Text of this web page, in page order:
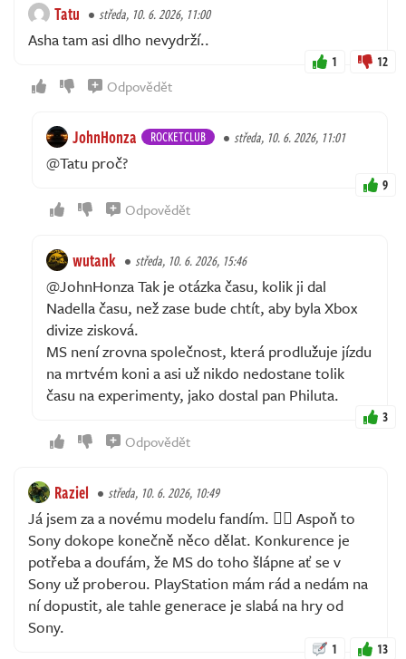
Tatu středa, 10. 6. 2026, 11:00
Asha tam asi dlho nevydrží..
1 12
Odpovědět
JohnHonza ROCKETCLUB středa, 10. 6. 2026, 11:01
@Tatu proč?
9
Odpovědět
wutank středa, 10. 6. 2026, 15:46
@JohnHonza Tak je otázka času, kolik ji dal
Nadella času, než zase bude chtít, aby byla Xbox
divize zisková.
MS není zrovna společnost, která prodlužuje jízdu
na mrtvém koni a asi už nikdo nedostane tolik
času na experimenty, jako dostal pan Philuta.
3
Odpovědět
Raziel středa, 10. 6. 2026, 10:49
Já jsem za a novému modelu fandím. 👍🏻 Aspoň to
Sony dokope konečně něco dělat. Konkurence je
potřeba a doufám, že MS do toho šlápne ať se v
Sony už proberou. PlayStation mám rád a nedám na
ní dopustit, ale tahle generace je slabá na hry od
Sony.
1 13